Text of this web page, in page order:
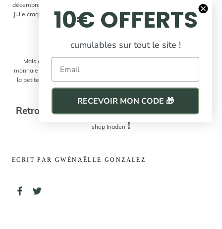
décembre dernier, Gwénaëlle a flashé sur le grand format en Cordova et
Julie craque pour le Woodé Lisse en « Rusty Brown » qui irait à merveille
avec ses bottines !
Mais évidemment la liste n’est pas exhaustive, on rêve du porte-
monnaie Milo Grainé noir, un bon classique indémodable, ou encore de
la petite besace Aky en édition limitée dans le coloris naturel qui fera
son petit effet au retour des beaux jours !
Retrouvez tous ces superbes modèles surl'e-
shop Inaden !
ECRIT PAR GWÉNAËLLE GONZALEZ
10€ OFFERTS
cumulables sur tout le site !
Email
RECEVOIR MON CODE 🎁